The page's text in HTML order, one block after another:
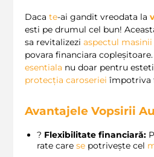
Daca te-ai gandit vreodata la
esti pe drumul cel bun!
sa revitalizezi aspectul masinii
povara financiara copleșitoare.
esentiala nu doar pentru
protecția caroseriei împotriva
Avantajele Vopsirii
? Flexibilitate financiară:
rate care se potrivește cel